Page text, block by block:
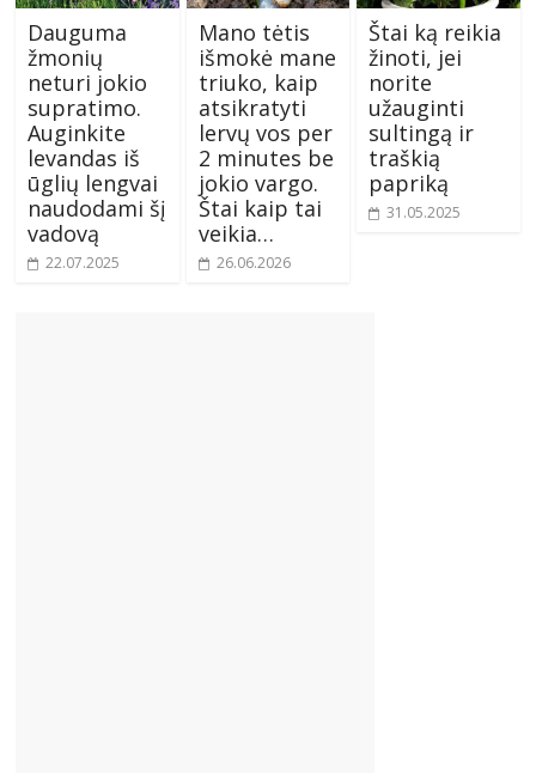
Dauguma
žmonių
neturi jokio
supratimo.
Auginkite
levandas iš
ūglių lengvai
naudodami šį
vadovą
22.07.2025
Mano tėtis
išmokė mane
triuko, kaip
atsikratyti
lervų vos per
2 minutes be
jokio vargo.
Štai kaip tai
veikia…
26.06.2026
Štai ką reikia
žinoti, jei
norite
užauginti
sultingą ir
traškią
papriką
31.05.2025